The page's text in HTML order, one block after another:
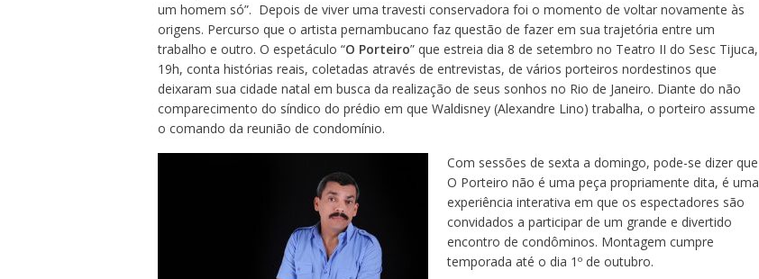
um homem só”. Depois de viver uma travesti conservadora foi o momento de voltar novamente às
origens. Percurso que o artista pernambucano faz questão de fazer em sua trajetória entre um
trabalho e outro. O espetáculo “O Porteiro” que estreia dia 8 de setembro no Teatro II do Sesc Tijuca,
19h, conta histórias reais, coletadas através de entrevistas, de vários porteiros nordestinos que
deixaram sua cidade natal em busca da realização de seus sonhos no Rio de Janeiro. Diante do não
comparecimento do síndico do prédio em que Waldisney (Alexandre Lino) trabalha, o porteiro assume
o comando da reunião de condomínio.
Com sessões de sexta a domingo, pode-se dizer que
O Porteiro não é uma peça propriamente dita, é uma
experiência interativa em que os espectadores são
convidados a participar de um grande e divertido
encontro de condôminos. Montagem cumpre
temporada até o dia 1º de outubro.